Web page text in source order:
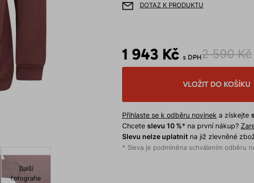
Další
fotografie
DOTAZ K PRODUKTU
1 943 Kč s DPH2 590 Kč
VLOŽIT DO KOŠÍKU
Přihlaste se k odběru novinek a získejte
Chcete slevu 10 %* na první nákup?
Slevu nelze uplatnitna již zlevněné
* Sleva je podmíněna schválením odběru